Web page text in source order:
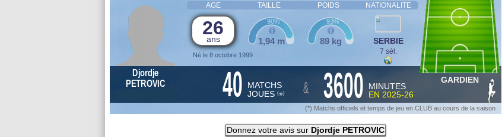
AGE TAILLE POIDS NATIONALITE
26
ans
Né le 8 octobre 1999
1,94 m
90%
89 kg
93%
SERBIE
7 sél.
Djordje
PETROVIC
40 MATCHS
JOUES (*) & 3600
MINUTES
EN 2025-26
GARDIEN
(*) Matchs officiels et temps de jeu en CLUB au cours de la saison
Donnez votre avis sur Djordje PETROVIC